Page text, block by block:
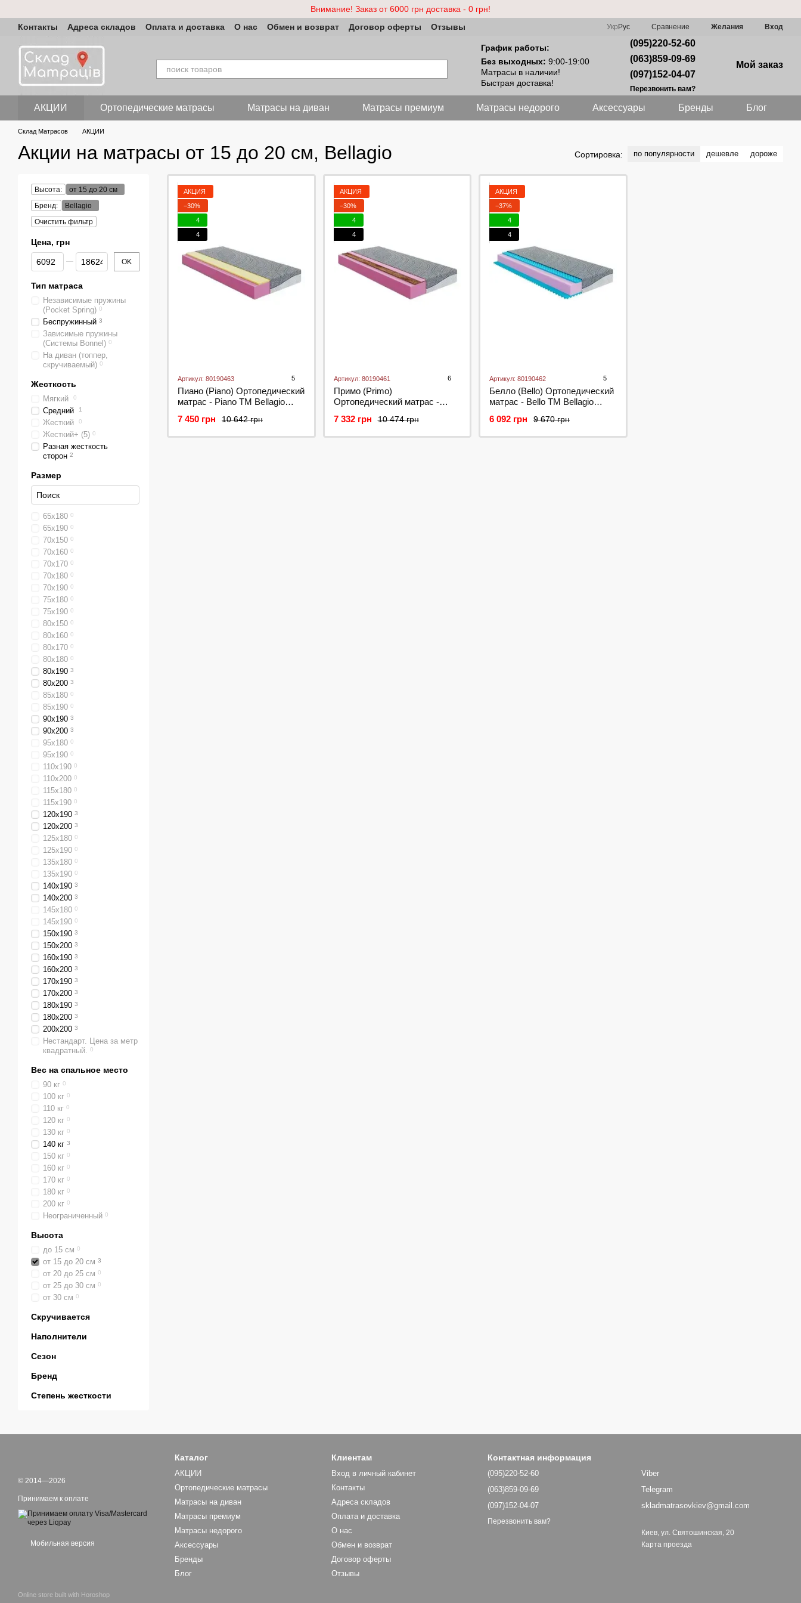
Внимание! Заказ от 6000 грн доставка - 0 грн!
Контакты
Адреса складов Оплата и доставка О нас Обмен и возврат Договор оферты Отзывы Укр Рус Сравнение Желания Вход
График работы:
Без выходных: 9:00-19:00
Матрасы в наличии!
Быстрая доставка!
(095)220-52-60
(063)859-09-69
(097)152-04-07
Перезвонить вам?
Мой заказ
АКЦИИ Ортопедические матрасы Матрасы на диван Матраcы премиум Матрасы недорого Аксессуары Бренды Блог
Склад Матрасов АКЦИИ
Акции на матрасы от 15 до 20 см, Bellagio Сортировка: по популярности дешевле дороже
АКЦИЯ
−30%
4
4
Артикул: 80190463 5
Пиано (Piano) Ортопедический
матраc - Piano ТМ Bellagio
10 642 грн
7 450 грн
АКЦИЯ
−30%
4
4
Артикул: 80190461 6
Примо (Primo)
Ортопедический матраc -
10 474 грн
7 332 грн
АКЦИЯ
−37%
4
4
Артикул: 80190462 5
Белло (Bello) Ортопедический
матраc - Bello ТМ Bellagio
9 670 грн
6 092 грн
Высота:
от 15 до 20 см
Бренд:
Bellagio
Очистить фильтр
Цена, грн
От Цена, грн
До Цена, грн OK
Тип матраса
Независимые пружины
(Pocket Spring) 0
Беспружинный 3
Зависимые пружины
(Системы Bonnel) 0
На диван (топпер,
скручиваемый) 0
Жесткость
Мягкий 0
Средний 1
Жесткий 0
Жесткий+ (5) 0
Разная жесткость
сторон 2
Размер
65х180 0
65х190 0
70х150 0
70х160 0
70х170 0
70х180 0
70x190 0
75х180 0
75х190 0
80х150 0
80х160 0
80х170 0
80х180 0
80х190 3
80х200 3
85х180 0
85х190 0
90х190 3
90х200 3
95х180 0
95х190 0
110х190 0
110х200 0
115х180 0
115х190 0
120х190 3
120х200 3
125х180 0
125х190 0
135х180 0
135х190 0
140х190 3
140х200 3
145х180 0
145х190 0
150х190 3
150х200 3
160х190 3
160х200 3
170х190 3
170х200 3
180х190 3
180х200 3
200х200 3
Нестандарт. Цена за метр
квадратный. 0
Вес на спальное место
90 кг 0
100 кг 0
110 кг 0
120 кг 0
130 кг 0
140 кг 3
150 кг 0
160 кг 0
170 кг 0
180 кг 0
200 кг 0
Неограниченный 0
Высота
до 15 см 0
от 15 до 20 см 3
от 20 до 25 см 0
от 25 до 30 см 0
от 30 см 0
Скручивается
Наполнители
Сезон
Бренд
Степень жесткости
© 2014—2026
Принимаем к оплате
Мобильная версия
Online store built with Horoshop
Каталог
АКЦИИ
Ортопедические матрасы
Матрасы на диван
Матраcы премиум
Матрасы недорого
Аксессуары
Бренды
Блог
Клиентам
Вход в личный кабинет
Контакты
Адреса складов
Оплата и доставка
О нас
Обмен и возврат
Договор оферты
Отзывы
Контактная информация
(095)220-52-60
(063)859-09-69
(097)152-04-07
Перезвонить вам?
Viber
Telegram
skladmatrasovkiev@gmail.com
Киев, ул. Святошинская, 20
Карта проезда